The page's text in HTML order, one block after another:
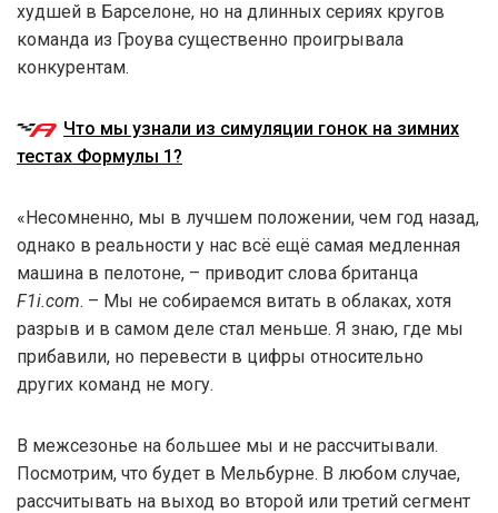
худшей в Барселоне, но на длинных сериях кругов
команда из Гроува существенно проигрывала
конкурентам.
Что мы узнали из симуляции гонок на зимних
тестах Формулы 1?
«Несомненно, мы в лучшем положении, чем год назад,
однако в реальности у нас всё ещё самая медленная
машина в пелотоне, – приводит слова британца
F1i.com. – Мы не собираемся витать в облаках, хотя
разрыв и в самом деле стал меньше. Я знаю, где мы
прибавили, но перевести в цифры относительно
других команд не могу.
В межсезонье на большее мы и не рассчитывали.
Посмотрим, что будет в Мельбурне. В любом случае,
рассчитывать на выход во второй или третий сегмент